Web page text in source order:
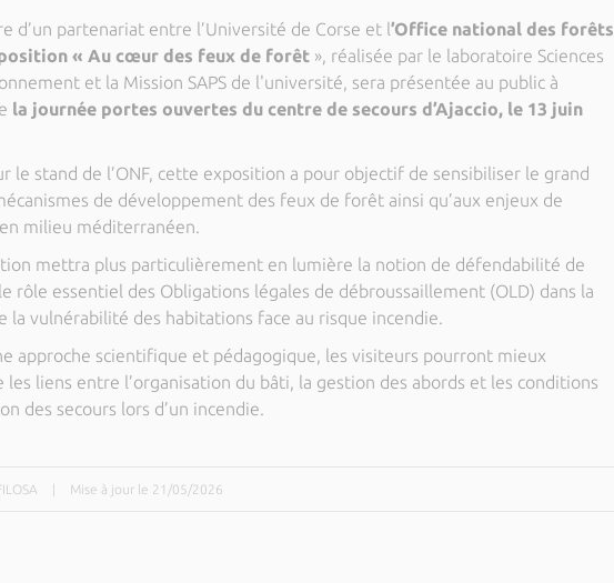
d’un partenariat entre l’Université de Corse et l’Office national des forêts
« Au cœur des feux de forêt », réalisée par le laboratoire Sciences
et la Mission SAPS de l'université, sera présentée au public à
la journée portes ouvertes du centre de secours d’Ajaccio, le 13 juin
le stand de l’ONF, cette exposition a pour objectif de sensibiliser le grand
de développement des feux de forêt ainsi qu’aux enjeux de
milieu méditerranéen.
mettra plus particulièrement en lumière la notion de défendabilité de
rôle essentiel des Obligations légales de débroussaillement (OLD) dans la
la vulnérabilité des habitations face au risque incendie.
approche scientifique et pédagogique, les visiteurs pourront mieux
les liens entre l’organisation du bâti, la gestion des abords et les conditions
des secours lors d’un incendie.
Mise à jour le 21/05/2026